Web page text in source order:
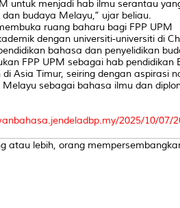
untuk menjadi hab ilmu serantau
budaya Melayu,” ujar beliau.
ruang baharu bagi FPP UPM
dengan universiti-universiti di
bahasa dan penyelidikan
FPP UPM sebagai hab pendidikan
Asia Timur, seiring dengan aspirasi
sebagai bahasa ilmu dan
2025/10/07/